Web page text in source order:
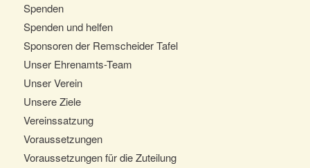
Spenden
Spenden und helfen
Sponsoren der Remscheider Tafel
Unser Ehrenamts-Team
Unser Verein
Unsere Ziele
Vereinssatzung
Voraussetzungen
Voraussetzungen für die Zuteilung